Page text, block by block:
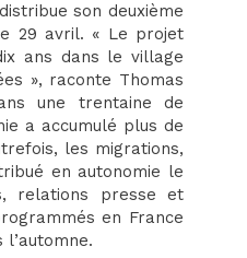
son deuxième
29 avril. « Le projet
ans dans le village
», raconte Thomas
une trentaine de
a accumulé plus de
les migrations,
en autonomie le
relations presse et
en France
l’automne.